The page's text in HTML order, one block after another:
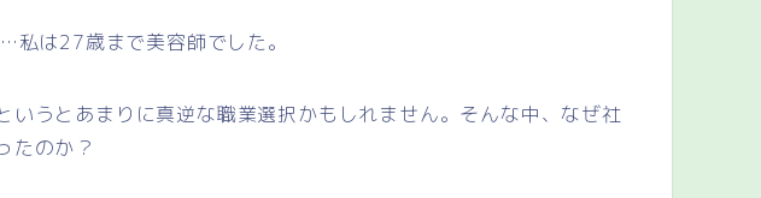
は27歳まで美容師でした。
いうとあまりに真逆な職業選択かもしれません。そんな中、なぜ社
たのか？